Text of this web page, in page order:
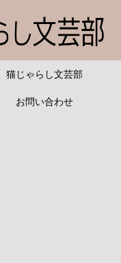
猫じゃらし文芸部
お問い合わせ